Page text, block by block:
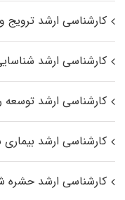
کارشناسی ارشد
کارشناسی ارشد
کارشناسی ارشد توسعه
کارشناسی ارشد
کارشناسی ارشد حشره‌